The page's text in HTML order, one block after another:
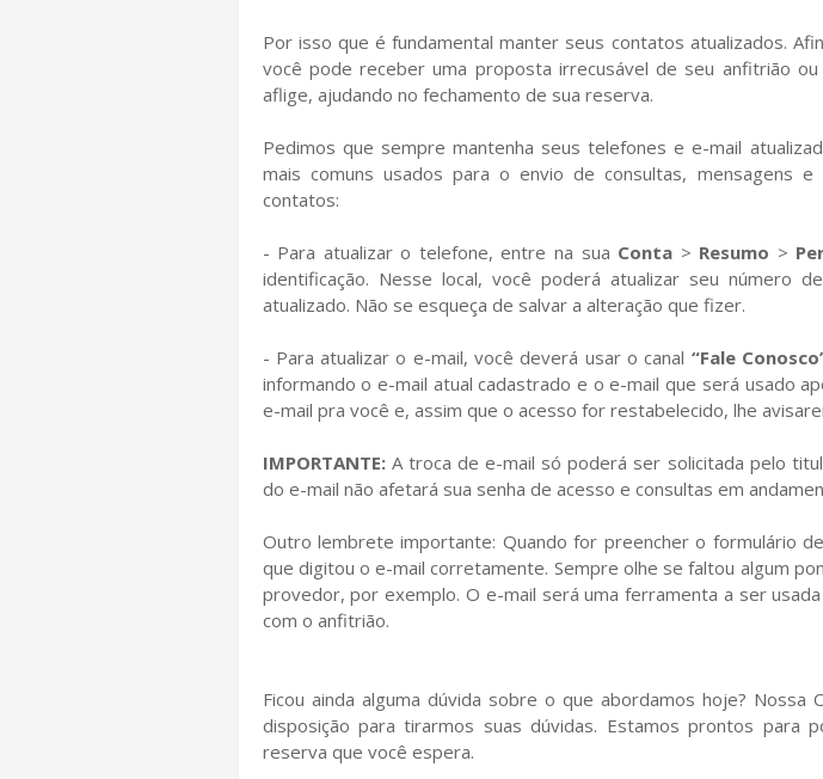
Por isso que é fundamental manter seus contatos atualizados.
você pode receber uma proposta irrecusável de seu anfitrião
aflige, ajudando no fechamento de sua reserva.
Pedimos que sempre mantenha seus telefones e e-mail
mais comuns usados para o envio de consultas, mensagens
contatos:
- Para atualizar o telefone, entre na sua Conta > Resumo >
identificação. Nesse local, você poderá atualizar seu número
atualizado. Não se esqueça de salvar a alteração que fizer.
- Para atualizar o e-mail, você deverá usar o canal “Fale
informando o e-mail atual cadastrado e o e-mail que será usado
e-mail pra você e, assim que o acesso for restabelecido, lhe
IMPORTANTE:A troca de e-mail só poderá ser solicitada pelo
do e-mail não afetará sua senha de acesso e consultas em
Outro lembrete importante: Quando for preencher o formulário
que digitou o e-mail corretamente. Sempre olhe se faltou algum
provedor, por exemplo. O e-mail será uma ferramenta a ser
com o anfitrião.
Ficou ainda alguma dúvida sobre o que abordamos hoje? Nossa
disposição para tirarmos suas dúvidas. Estamos prontos para
reserva que você espera.